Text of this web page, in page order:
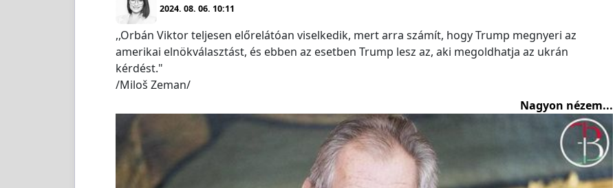
2024. 08. 06. 10:11
,,Orbán Viktor teljesen előrelátóan viselkedik, mert arra számít, hogy Trump megnyeri az
amerikai elnökválasztást, és ebben az esetben Trump lesz az, aki megoldhatja az ukrán
kérdést."
/Miloš Zeman/
Nagyon nézem...